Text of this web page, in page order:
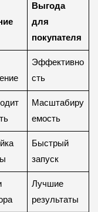
Выгода
для
покупателя
Эффективно
сть
Масштабиру
емость
Быстрый
запуск
Лучшие
результаты